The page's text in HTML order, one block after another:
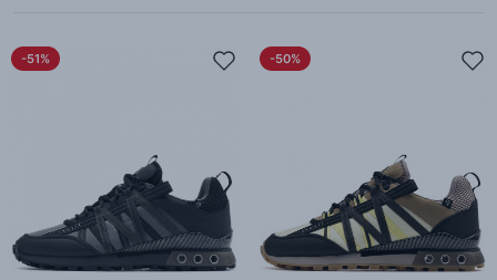
-51% -50%